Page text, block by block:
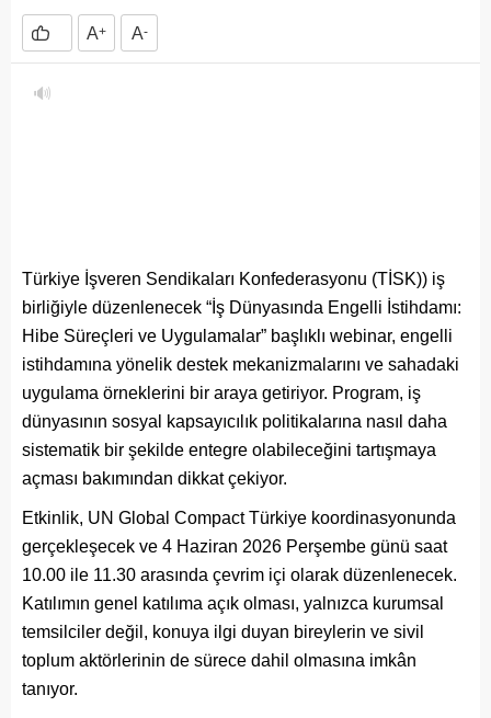
A+ A-
🔊
Türkiye İşveren Sendikaları Konfederasyonu (TİSK)) iş
birliğiyle düzenlenecek “İş Dünyasında Engelli İstihdamı:
Hibe Süreçleri ve Uygulamalar” başlıklı webinar, engelli
istihdamına yönelik destek mekanizmalarını ve sahadaki
uygulama örneklerini bir araya getiriyor. Program, iş
dünyasının sosyal kapsayıcılık politikalarına nasıl daha
sistematik bir şekilde entegre olabileceğini tartışmaya
açması bakımından dikkat çekiyor.
Etkinlik, UN Global Compact Türkiye koordinasyonunda
gerçekleşecek ve 4 Haziran 2026 Perşembe günü saat
10.00 ile 11.30 arasında çevrim içi olarak düzenlenecek.
Katılımın genel katılıma açık olması, yalnızca kurumsal
temsilciler değil, konuya ilgi duyan bireylerin ve sivil
toplum aktörlerinin de sürece dahil olmasına imkân
tanıyor.